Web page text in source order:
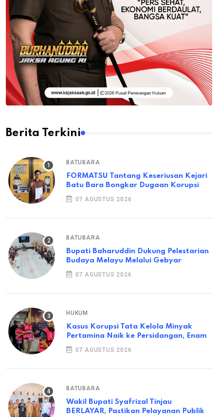
Berita Terkini
BATUBARA
FORMATSU Tantang Keseriusan Kejari
Batu Bara Bongkar Dugaan Korupsi
07 AGUSTUS 2026
BATUBARA
Bupati Baharuddin Dukung Pelestarian
Budaya Melayu Melalui Gebyar
07 AGUSTUS 2026
HUKUM
Kasus Korupsi Tata Kelola Minyak
Pertamina Naik ke Persidangan, Enam
07 AGUSTUS 2026
BATUBARA
Wakil Bupati Syafrizal Tinjau
BERLAYAR, Pastikan Pelayanan Publik